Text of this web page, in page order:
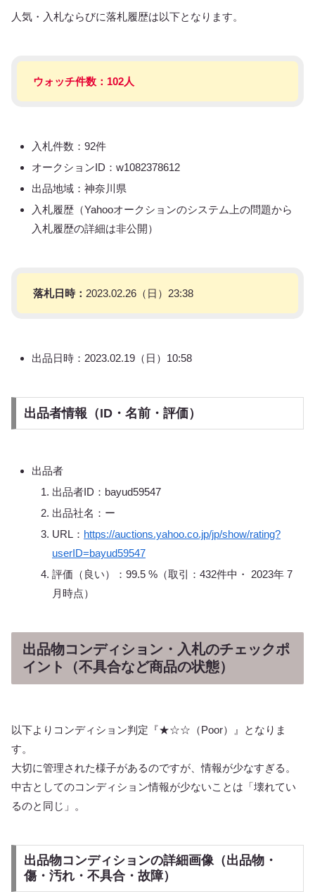
人気・入札ならびに落札履歴は以下となります。
ウォッチ件数：102人
入札件数：92件
オークションID：w1082378612
出品地域：神奈川県
入札履歴（Yahooオークションのシステム上の問題から
入札履歴の詳細は非公開）
落札日時： 2023.02.26（日）23:38
出品日時：2023.02.19（日）10:58
出品者情報（ID・名前・評価）
出品者
出品者ID：bayud59547
出品社名：ー
URL： https://auctions.yahoo.co.jp/jp/show/rating?
userID=bayud59547
評価（良い）：99.5 %（取引：432件中・ 2023年 7
月時点）
出品物コンディション・入札のチェックポ
イント（不具合など商品の状態）
以下よりコンディション判定『★☆☆（Poor）』となりま
す。
大切に管理された様子があるのですが、情報が少なすぎる。
中古としてのコンディション情報が少ないことは「壊れてい
るのと同じ」。
出品物コンディションの詳細画像（出品物・
傷・汚れ・不具合・故障）